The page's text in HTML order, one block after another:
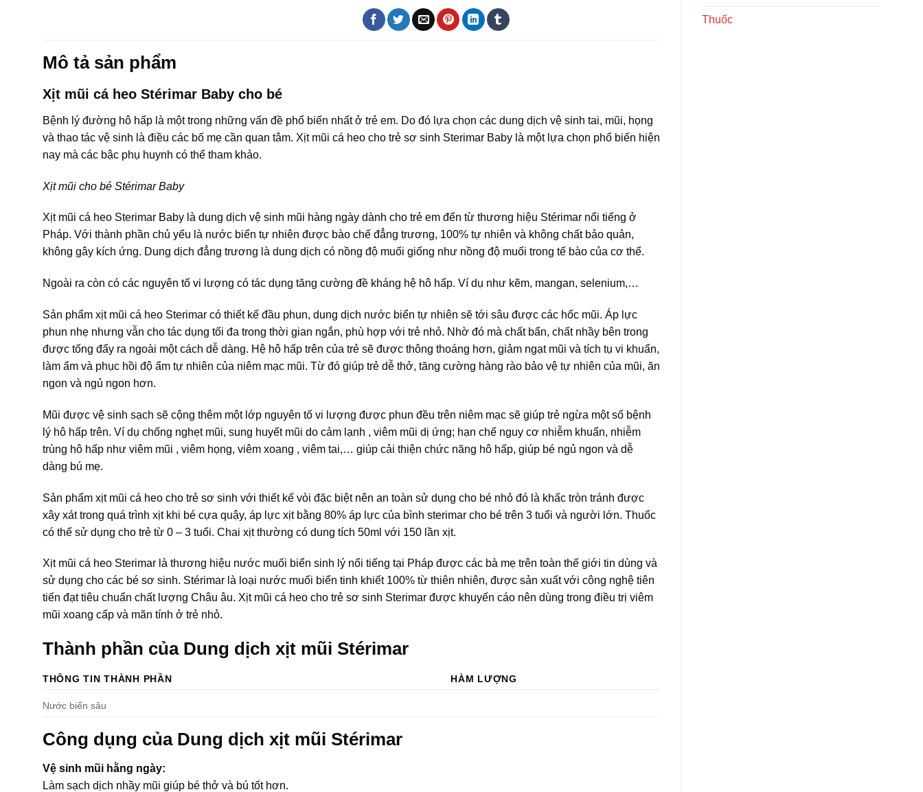
Thuốc
Mô tả sản phẩm
Xịt mũi cá heo Stérimar Baby cho bé
Bệnh lý đường hô hấp là một trong những vấn đề phổ biến nhất ở trẻ em. Do đó lựa chọn các dung dịch vệ sinh tai, mũi, họng
và thao tác vệ sinh là điều các bố mẹ cần quan tâm. Xịt mũi cá heo cho trẻ sơ sinh Sterimar Baby là một lựa chọn phổ biến hiện
nay mà các bậc phụ huynh có thể tham khảo.
Xịt mũi cho bé Stérimar Baby
Xịt mũi cá heo Sterimar Baby là dung dịch vệ sinh mũi hàng ngày dành cho trẻ em đến từ thương hiệu Stérimar nổi tiếng ở
Pháp. Với thành phần chủ yếu là nước biển tự nhiên được bào chế đẳng trương, 100% tự nhiên và không chất bảo quản,
không gây kích ứng. Dung dịch đẳng trương là dung dịch có nồng độ muối giống như nồng độ muối trong tế bào của cơ thể.
Ngoài ra còn có các nguyên tố vi lượng có tác dụng tăng cường đề kháng hệ hô hấp. Ví dụ như kẽm, mangan, selenium,…
Sản phẩm xịt mũi cá heo Sterimar có thiết kế đầu phun, dung dịch nước biển tự nhiên sẽ tới sâu được các hốc mũi. Áp lực
phun nhẹ nhưng vẫn cho tác dụng tối đa trong thời gian ngắn, phù hợp với trẻ nhỏ. Nhờ đó mà chất bẩn, chất nhầy bên trong
được tống đẩy ra ngoài một cách dễ dàng. Hệ hô hấp trên của trẻ sẽ được thông thoáng hơn, giảm ngạt mũi và tích tụ vi khuẩn,
làm ẩm và phục hồi độ ẩm tự nhiên của niêm mạc mũi. Từ đó giúp trẻ dễ thở, tăng cường hàng rào bảo vệ tự nhiên của mũi, ăn
ngon và ngủ ngon hơn.
Mũi được vệ sinh sạch sẽ cộng thêm một lớp nguyên tố vi lượng được phun đều trên niêm mạc sẽ giúp trẻ ngừa một số bệnh
lý hô hấp trên. Ví dụ chống nghẹt mũi, sung huyết mũi do cảm lạnh , viêm mũi dị ứng; hạn chế nguy cơ nhiễm khuẩn, nhiễm
trùng hô hấp như viêm mũi , viêm họng, viêm xoang , viêm tai,… giúp cải thiện chức năng hô hấp, giúp bé ngủ ngon và dễ
dàng bú mẹ.
Sản phẩm xịt mũi cá heo cho trẻ sơ sinh với thiết kế vòi đặc biệt nên an toàn sử dụng cho bé nhỏ đó là khấc tròn tránh được
xây xát trong quá trình xịt khi bé cựa quậy, áp lực xịt bằng 80% áp lực của bình sterimar cho bé trên 3 tuổi và người lớn. Thuốc
có thể sử dụng cho trẻ từ 0 – 3 tuổi. Chai xịt thường có dung tích 50ml với 150 lần xịt.
Xịt mũi cá heo Sterimar là thương hiệu nước muối biển sinh lý nổi tiếng tại Pháp được các bà mẹ trên toàn thế giới tin dùng và
sử dụng cho các bé sơ sinh. Stérimar là loại nước muối biển tinh khiết 100% từ thiên nhiên, được sản xuất với công nghệ tiên
tiến đạt tiêu chuẩn chất lượng Châu âu. Xịt mũi cá heo cho trẻ sơ sinh Sterimar được khuyến cáo nên dùng trong điều trị viêm
mũi xoang cấp và mãn tính ở trẻ nhỏ.
Thành phần của Dung dịch xịt mũi Stérimar
THÔNG TIN THÀNH PHẦN HÀM LƯỢNG
Nước biển sâu
Công dụng của Dung dịch xịt mũi Stérimar
Vệ sinh mũi hằng ngày:
Làm sạch dịch nhầy mũi giúp bé thở và bú tốt hơn.